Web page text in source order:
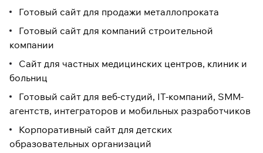
Готовый сайт для продажи металлопроката
Готовый сайт для компаний строительной
компании
Сайт для частных медицинских центров, клиник и
больниц
Готовый сайт для веб-студий, IT-компаний, SMM-
агентств, интеграторов и мобильных разработчиков
Корпоративный сайт для детских
образовательных организаций